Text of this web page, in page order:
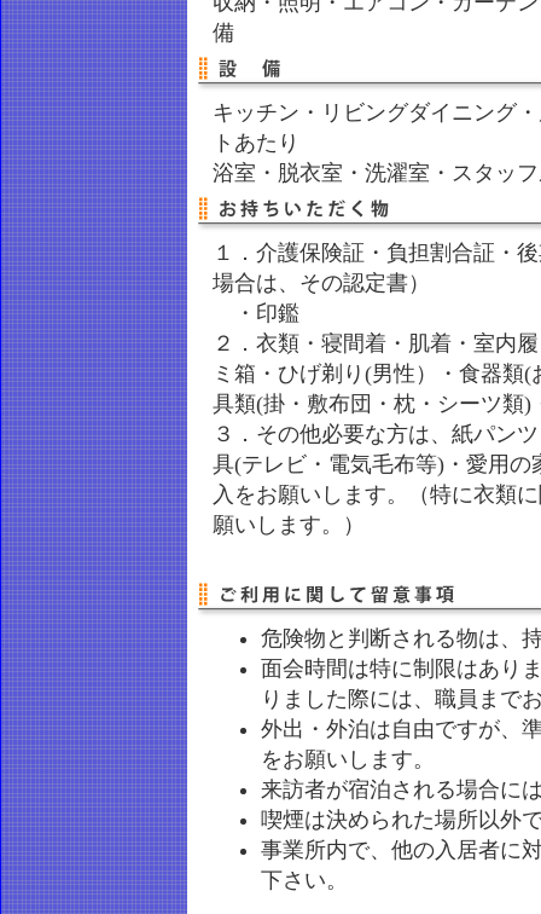
備
キッチン・リビングダイニング
トあたり
浴室・脱衣室・洗濯室・スタッ
１．介護保険証・負担割合証・
場合は、その認定書）
・印鑑
２．衣類・寝間着・肌着・室内
ミ箱・ひげ剃り(男性）・食器類
具類(掛・敷布団・枕・シーツ類
３．その他必要な方は、紙パン
具(テレビ・電気毛布等)・愛用
入をお願いします。（特に衣類
願いします。）
危険物と判断される物は、
面会時間は特に制限はあり
りました際には、職員ま
外出・外泊は自由ですが、
をお願いします。
来訪者が宿泊される場合に
喫煙は決められた場所以外
事業所内で、他の入居者に
下さい。